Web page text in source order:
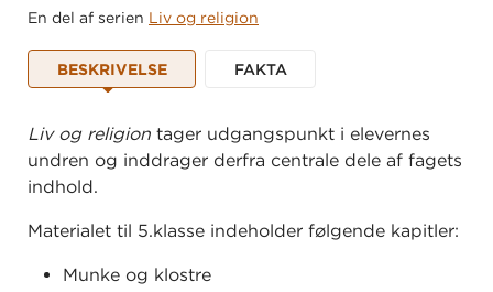
En del af serien Liv og religion
BESKRIVELSE FAKTA
Liv og religion tager udgangspunkt i elevernes
undren og inddrager derfra centrale dele af fagets
indhold.
Materialet til 5.klasse indeholder følgende kapitler:
Munke og klostre